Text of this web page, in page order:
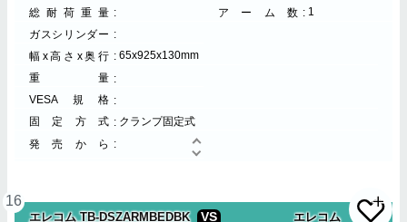
総耐荷重量
アーム数
1
ガスシリンダー
幅x高さx奥行
65x925x130mm
重量
VESA規格
固定方式
クランプ固定式
発売から
16
エレコム TB-DSZARMBEDBK VS エレコム